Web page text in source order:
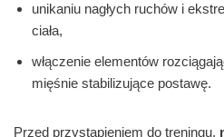
unikaniu nagłych ruchów i
ciała,
włączenie elementów
mięśnie stabilizujące postawę.
Przed przystąpieniem do treningu,